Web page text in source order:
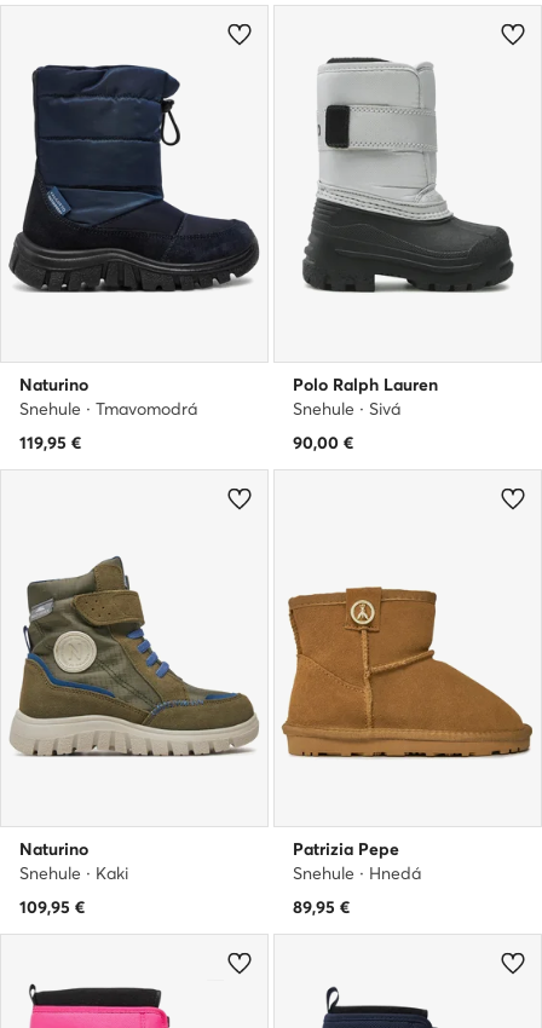
Naturino
Snehule · Tmavomodrá
119,95 €
Polo Ralph Lauren
Snehule · Sivá
90,00 €
Naturino
Snehule · Kaki
109,95 €
Patrizia Pepe
Snehule · Hnedá
89,95 €